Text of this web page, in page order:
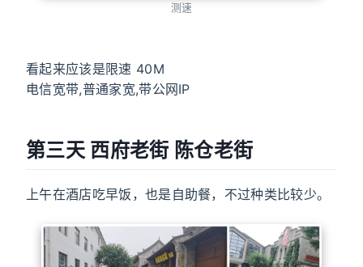
测速
看起来应该是限速 40M
电信宽带,普通家宽,带公网IP
第三天 西府老街 陈仓老街
上午在酒店吃早饭，也是自助餐，不过种类比较少。